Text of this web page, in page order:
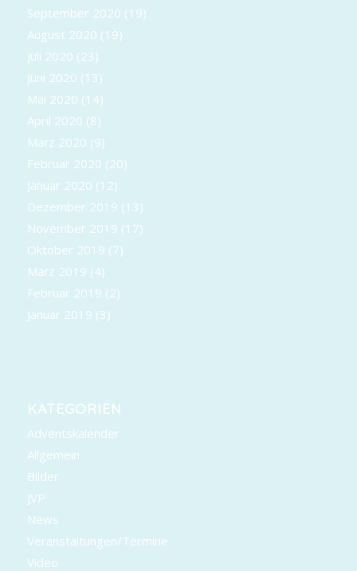
September 2020 (19)
August 2020 (19)
Juli 2020 (23)
Juni 2020 (13)
Mai 2020 (14)
April 2020 (8)
März 2020 (9)
Februar 2020 (20)
Januar 2020 (12)
Dezember 2019 (13)
November 2019 (17)
Oktober 2019 (7)
März 2019 (4)
Februar 2019 (2)
Januar 2019 (3)
KATEGORIEN
Adventskalender
Allgemein
Bilder
JVP
News
Veranstaltungen/Termine
Video